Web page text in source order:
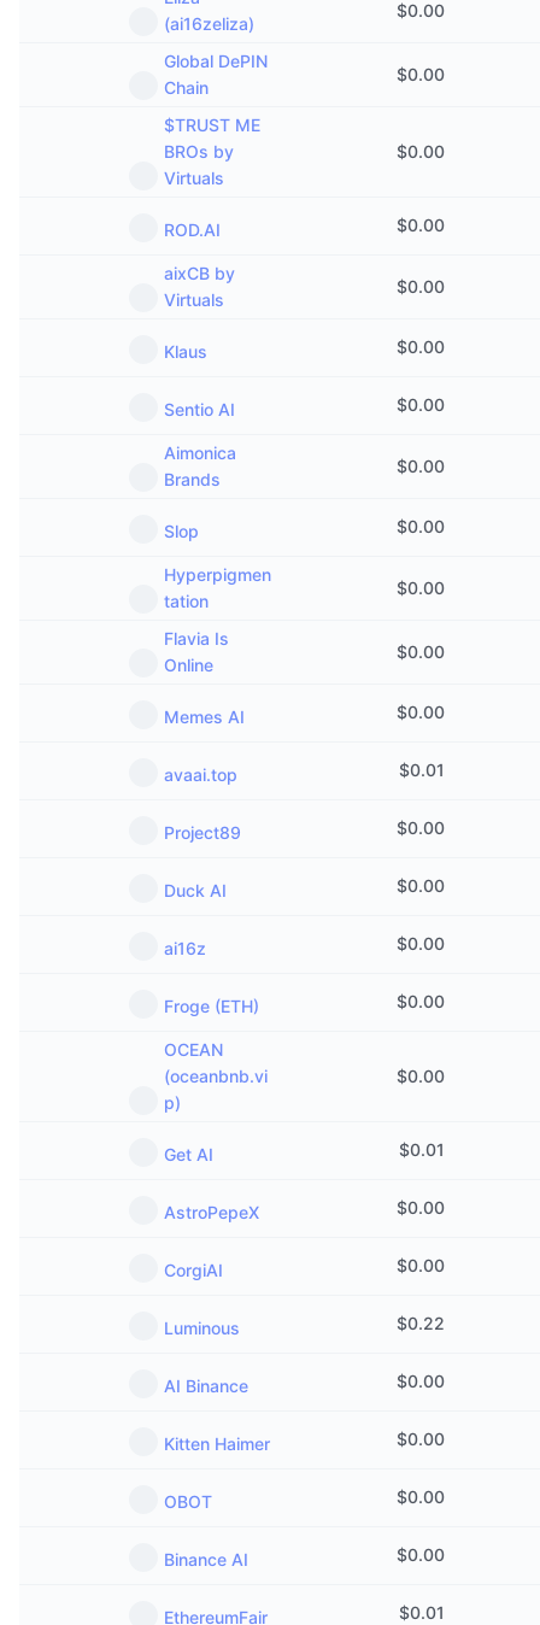
(ai16zeliza)
$0.00
Global DePIN
Chain
$0.00
$TRUST ME
BROs by
Virtuals
$0.00
ROD.AI $0.00
aixCB by
Virtuals
$0.00
Klaus $0.00
Sentio AI $0.00
Aimonica
Brands
$0.00
Slop $0.00
Hyperpigmen
tation
$0.00
Flavia Is
Online
$0.00
Memes AI $0.00
avaai.top $0.01
Project89 $0.00
Duck AI $0.00
ai16z $0.00
Froge (ETH) $0.00
OCEAN
(oceanbnb.vi
p)
$0.00
Get AI $0.01
AstroPepeX $0.00
CorgiAI $0.00
Luminous $0.22
AI Binance $0.00
Kitten Haimer $0.00
OBOT $0.00
Binance AI $0.00
EthereumFair $0.01